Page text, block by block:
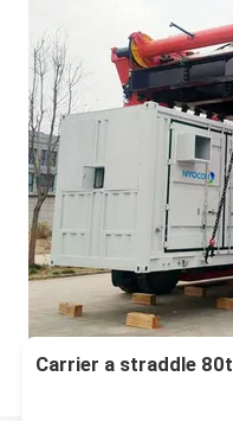
Carrier a straddle 80t